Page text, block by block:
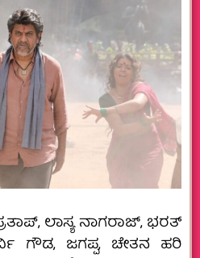
ಲಾಸ್ಯ ನಾಗರಾಜ್, ಭರತ್
ಗೌಡ, ಜಗಪ್ಪ, ಚೇತನ ಹರಿ